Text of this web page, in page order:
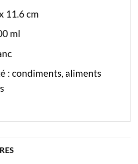
11.6 cm
ml
: condiments, aliments